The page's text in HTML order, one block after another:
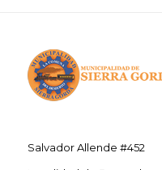
Salvador Allende #452